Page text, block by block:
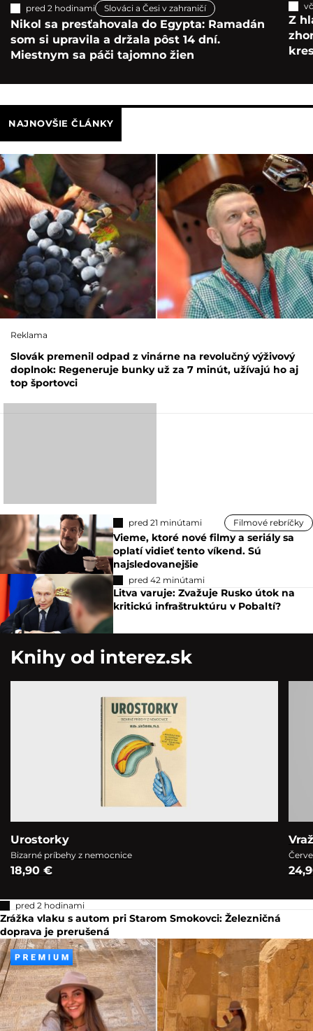
pred 2 hodinami Slováci a Česi v zahraničí
Nikol sa presťahovala do Egypta: Ramadán
som si upravila a držala pôst 14 dní.
Miestnym sa páči tajomno žien
Z
NAJNOVŠIE ČLÁNKY
Reklama
Slovák premenil odpad z vinárne na revolučný výživový
doplnok: Regeneruje bunky už za 7 minút, užívajú ho aj
top športovci
pred 21 minútami Filmové rebríčky
Vieme, ktoré nové filmy a seriály sa
oplatí vidieť tento víkend. Sú
najsledovanejšie
pred 42 minútami
Litva varuje: Zvažuje Rusko útok na
kritickú infraštruktúru v Pobaltí?
Knihy od interez.sk
Urostorky
Bizarné príbehy z nemocnice
18,90 €
pred 2 hodinami
Zrážka vlaku s autom pri Starom Smokovci: Železničná
doprava je prerušená